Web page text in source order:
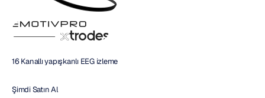
16 Kanallı yapışkanlı EEG izleme
Şimdi Satın Al